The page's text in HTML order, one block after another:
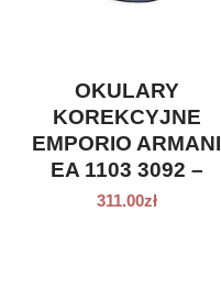
OKULARY
KOREKCYJNE
EMPORIO ARMANI
EA 1103 3092 –
MATTE BLUE
311.00zł